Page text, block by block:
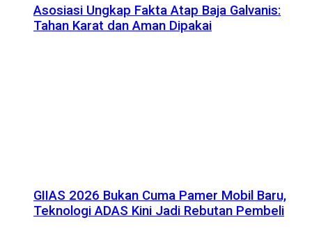
Asosiasi Ungkap Fakta Atap Baja Galvanis:
Tahan Karat dan Aman Dipakai
GIIAS 2026 Bukan Cuma Pamer Mobil Baru,
Teknologi ADAS Kini Jadi Rebutan Pembeli